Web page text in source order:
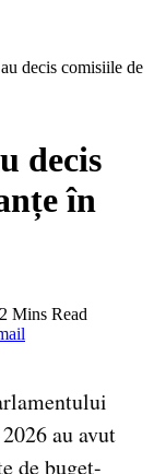
decis comisiile de
decis
în
2 Mins Read
au avut
de buget-